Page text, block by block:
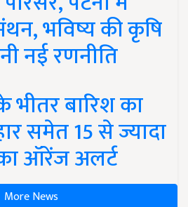
भविष्य की कृषि
नई रणनीति
बारिश का
समेत 15 से ज्यादा
ऑरेंज अलर्ट
More News